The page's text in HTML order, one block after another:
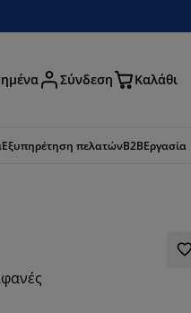
Σύνδεση Καλάθι
Εξυπηρέτηση πελατώνB2BΕργασία